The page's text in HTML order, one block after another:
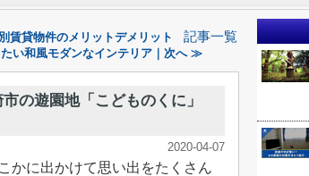
賃貸物件のメリットデメリット 記事一覧
い和風モダンなインテリア｜次へ ≫
の遊園地「こどものくに」
2020-04-07
かに出かけて思い出をたくさん